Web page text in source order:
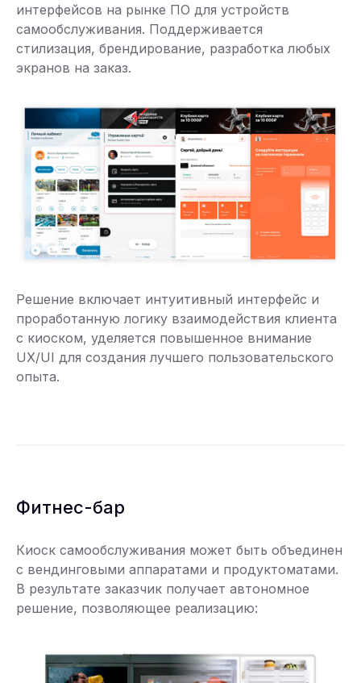
интерфейсов на рынке ПО для устройств
самообслуживания. Поддерживается
стилизация, брендирование, разработка любых
экранов на заказ.
Решение включает интуитивный интерфейс и
проработанную логику взаимодействия клиента
с киоском, уделяется повышенное внимание
UX/UI для создания лучшего пользовательского
опыта.
Фитнес-бар
Киоск самообслуживания может быть объединен
с вендинговыми аппаратами и продуктоматами.
В результате заказчик получает автономное
решение, позволяющее реализацию: